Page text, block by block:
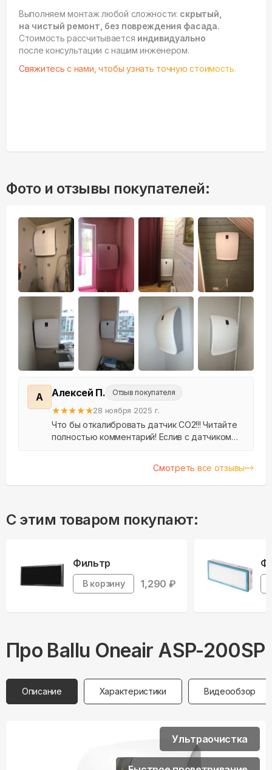
Выполняем монтаж любой сложности: скрытый,
на чистый ремонт, без повреждения фасада.
Стоимость рассчитывается индивидуально
после консультации с нашим инженером.
Свяжитесь с нами, чтобы узнать точную стоимость.
Фото и отзывы покупателей:
А Алексей П. Отзыв покупателя
★★★★★28 ноября 2025 г.
Что бы откалибровать датчик CO2!!! Читайте
полностью комментарий! Еслив с датчиком
Смотреть все отзывы
С этим товаром покупают:
Фильтр
В корзину 1,290 ₽
Про Ballu Oneair ASP-200SP
Описание Характеристики Видеообзор
Ультраочистка